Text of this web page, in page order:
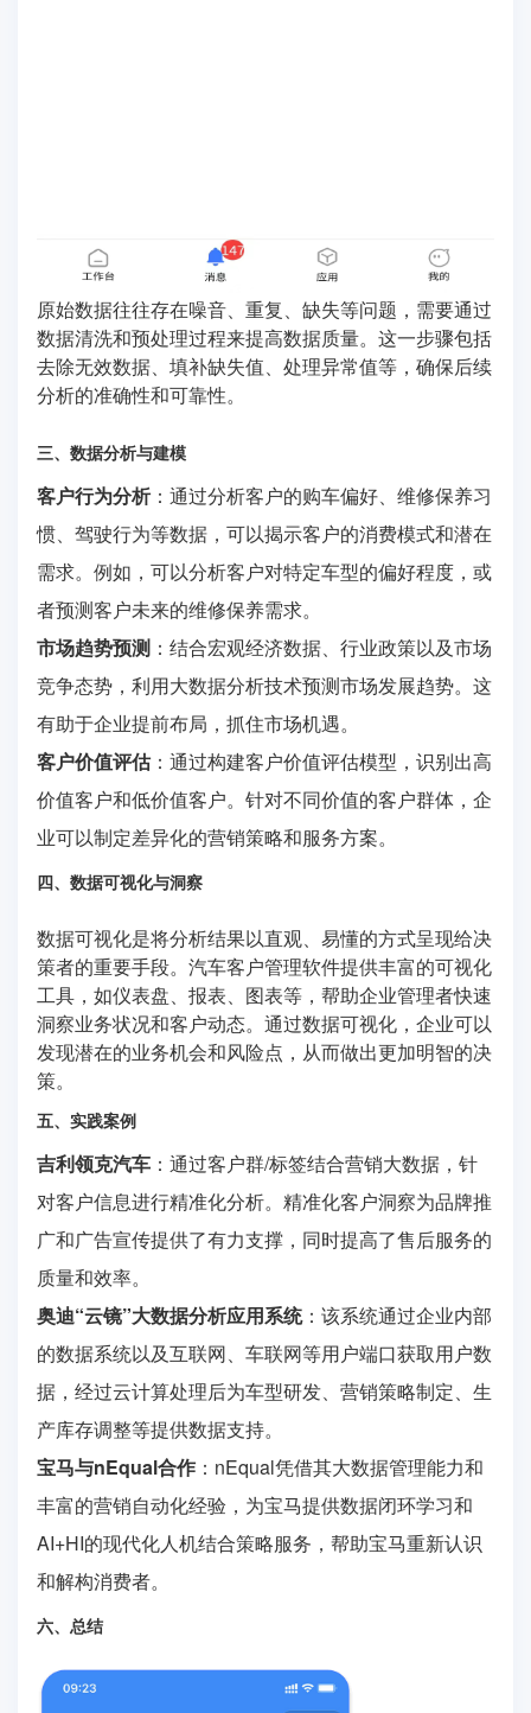
原始数据往往存在噪音、重复、缺失等问题，需要通过
数据清洗和预处理过程来提高数据质量。这一步骤包括
去除无效数据、填补缺失值、处理异常值等，确保后续
分析的准确性和可靠性。
三、数据分析与建模
客户行为分析：通过分析客户的购车偏好、维修保养习
惯、驾驶行为等数据，可以揭示客户的消费模式和潜在
需求。例如，可以分析客户对特定车型的偏好程度，或
者预测客户未来的维修保养需求。
市场趋势预测 ：结合宏观经济数据、行业政策以及市场
竞争态势，利用大数据分析技术预测市场发展趋势。这
有助于企业提前布局，抓住市场机遇。
客户价值评估：通过构建客户价值评估模型，识别出高
价值客户和低价值客户。针对不同价值的客户群体，企
业可以制定差异化的营销策略和服务方案。
四、数据可视化与洞察
数据可视化是将分析结果以直观、易懂的方式呈现给决
策者的重要手段。汽车客户管理软件提供丰富的可视化
工具，如仪表盘、报表、图表等，帮助企业管理者快速
洞察业务状况和客户动态。通过数据可视化，企业可以
发现潜在的业务机会和风险点，从而做出更加明智的决
策。
五、实践案例
吉利领克汽车 ：通过客户群/标签结合营销大数据，针
对客户信息进行精准化分析。精准化客户洞察为品牌推
广和广告宣传提供了有力支撑，同时提高了售后服务的
质量和效率。
奥迪“云镜”大数据分析应用系统：该系统通过企业内部
的数据系统以及互联网、车联网等用户端口获取用户数
据，经过云计算处理后为车型研发、营销策略制定、生
产库存调整等提供数据支持。
宝马与nEqual合作 ：nEqual凭借其大数据管理能力和
丰富的营销自动化经验，为宝马提供数据闭环学习和
AI+HI的现代化人机结合策略服务，帮助宝马重新认识
和解构消费者。
六、总结